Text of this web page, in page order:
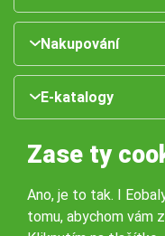
Nakupování
E-katalogy
Zase ty
Ano, je to tak. I
tomu, abychom vám